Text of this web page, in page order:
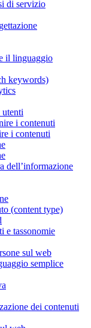
di servizio
il linguaggio
keywords)
i contenuti
i contenuti
dell’informazione
(content type)
e tassonomie
sul web
semplice
dei contenuti